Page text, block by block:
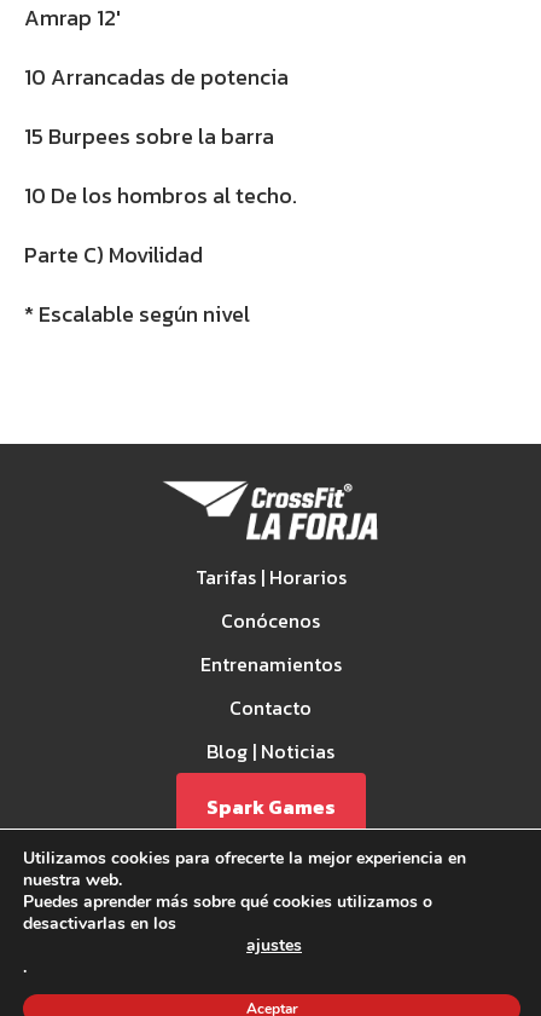
Amrap 12′
10 Arrancadas de potencia
15 Burpees sobre la barra
10 De los hombros al techo.
Parte C) Movilidad
* Escalable según nivel
Tarifas | Horarios
Conócenos
Entrenamientos
Contacto
Blog | Noticias
Spark Games
Aviso Legal
Utilizamos cookies para ofrecerte la mejor experiencia en
nuestra web.
Puedes aprender más sobre qué cookies utilizamos o
desactivarlas en los
ajustes
.
Aceptar